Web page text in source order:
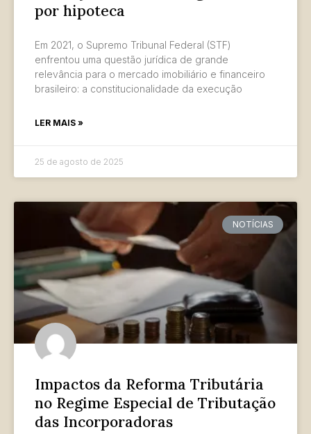
por hipoteca
Em 2021, o Supremo Tribunal Federal (STF)
enfrentou uma questão jurídica de grande
relevância para o mercado imobiliário e financeiro
brasileiro: a constitucionalidade da execução
LER MAIS »
25 de agosto de 2025
NOTÍCIAS
Impactos da Reforma Tributária
no Regime Especial de Tributação
das Incorporadoras